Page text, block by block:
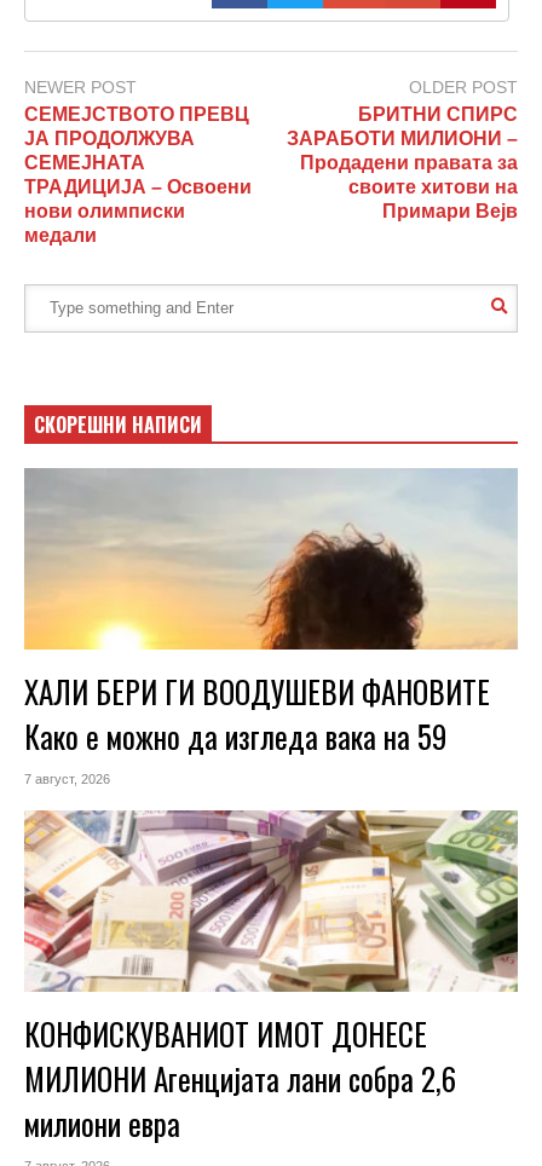
NEWER POST
СЕМЕЈСТВОТО ПРЕВЦ
ЈА ПРОДОЛЖУВА
СЕМЕЈНАТА
ТРАДИЦИЈА – Освоени
нови олимписки
медали
OLDER POST
БРИТНИ СПИРС
ЗАРАБОТИ МИЛИОНИ –
Продадени правата за
своите хитови на
Примари Вејв
СКОРЕШНИ НАПИСИ
ХАЛИ БЕРИ ГИ ВООДУШЕВИ ФАНОВИТЕ
Како е можно да изгледа вака на 59
7 август, 2026
КОНФИСКУВАНИОТ ИМОТ ДОНЕСЕ
МИЛИОНИ Агенцијата лани собра 2,6
милиони евра